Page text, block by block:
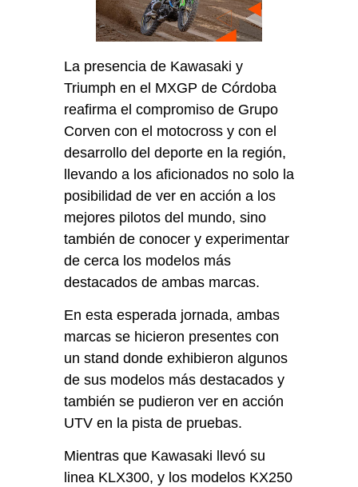
La presencia de Kawasaki y
Triumph en el MXGP de Córdoba
reafirma el compromiso de Grupo
Corven con el motocross y con el
desarrollo del deporte en la región,
llevando a los aficionados no solo la
posibilidad de ver en acción a los
mejores pilotos del mundo, sino
también de conocer y experimentar
de cerca los modelos más
destacados de ambas marcas.
En esta esperada jornada, ambas
marcas se hicieron presentes con
un stand donde exhibieron algunos
de sus modelos más destacados y
también se pudieron ver en acción
UTV en la pista de pruebas.
Mientras que Kawasaki llevó su
linea KLX300, y los modelos KX250